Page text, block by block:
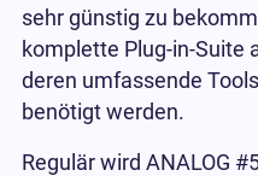
sehr günstig zu
komplette Plug-in-Suite
deren umfassende
benötigt werden.
Regulär wird ANALOG